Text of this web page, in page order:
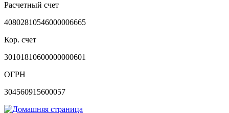
Расчетный счет
40802810546000006665
Кор. счет
30101810600000000601
ОГРН
304560915600057